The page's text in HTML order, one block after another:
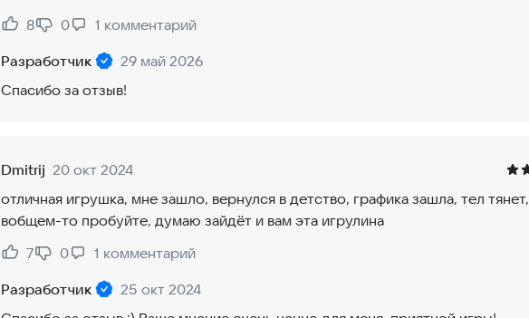
Нравится:
8
Не нравится:
0 1 комментарий
Разработчик
29 май 2026
Спасибо за отзыв!
Dmitrij 20 окт 2024
отличная игрушка, мне зашло, вернулся в детство, графика зашла, тел тянет,
вобщем-то пробуйте, думаю зайдёт и вам эта игрулина
Нравится:
7
Не нравится:
0 1 комментарий
Разработчик
25 окт 2024